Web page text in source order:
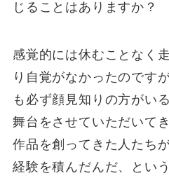
じることはありますか？
感覚的には休むことなく
り自覚がなかったのです
も必ず顔見知りの方がい
舞台をさせていただいて
作品を創ってきた人たち
経験を積んだんだ、とい